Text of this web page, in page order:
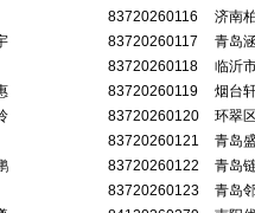
83720260116
济南
83720260117
青岛
83720260118
临沂
83720260119
烟台
83720260120
环翠
83720260121
青岛
83720260122
青岛
83720260123
青岛